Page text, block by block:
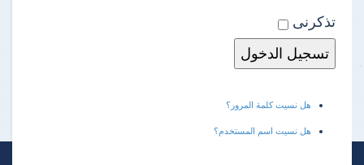
تذكرنى
هل نسيت كلمة المرور؟
هل نسيت اسم المستخدم؟